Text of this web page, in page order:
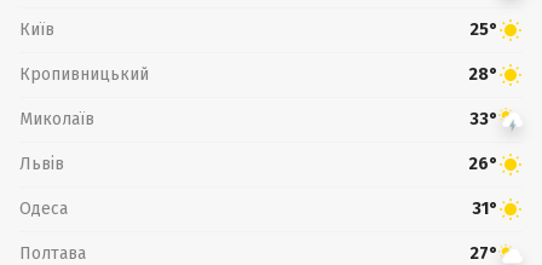
Київ 25°
Кропивницький 28°
Миколаїв 33°
Львів 26°
Одеса 31°
Полтава 27°